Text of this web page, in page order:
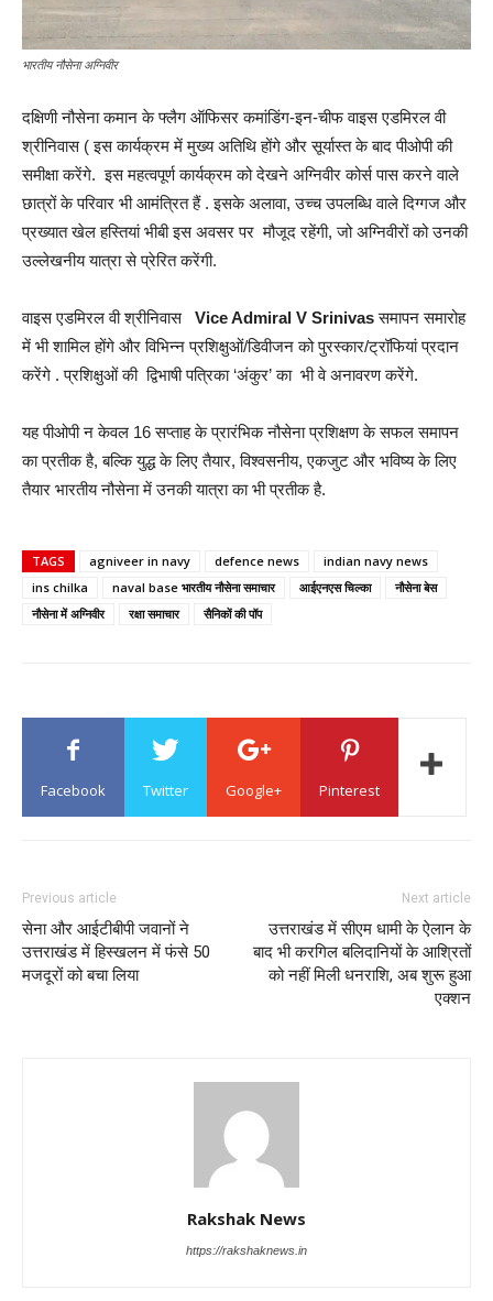
भारतीय नौसेना अग्निवीर
दक्षिणी नौसेना कमान के फ्लैग ऑफिसर कमांडिंग-इन-चीफ वाइस एडमिरल वी
श्रीनिवास ( इस कार्यक्रम में मुख्य अतिथि होंगे और सूर्यास्त के बाद पीओपी की
समीक्षा करेंगे. इस महत्वपूर्ण कार्यक्रम को देखने अग्निवीर कोर्स पास करने वाले
छात्रों के परिवार भी आमंत्रित हैं . इसके अलावा, उच्च उपलब्धि वाले दिग्गज और
प्रख्यात खेल हस्तियां भीबी इस अवसर पर मौजूद रहेंगी, जो अग्निवीरों को उनकी
उल्लेखनीय यात्रा से प्रेरित करेंगी.
वाइस एडमिरल वी श्रीनिवास Vice Admiral V Srinivasसमापन समारोह
में भी शामिल होंगे और विभिन्न प्रशिक्षुओं/डिवीजन को पुरस्कार/ट्रॉफियां प्रदान
करेंगे . प्रशिक्षुओं की द्विभाषी पत्रिका ‘अंकुर’ का भी वे अनावरण करेंगे.
यह पीओपी न केवल 16 सप्ताह के प्रारंभिक नौसेना प्रशिक्षण के सफल समापन
का प्रतीक है, बल्कि युद्ध के लिए तैयार, विश्वसनीय, एकजुट और भविष्य के लिए
तैयार भारतीय नौसेना में उनकी यात्रा का भी प्रतीक है.
TAGS agniveer in navy defence news
indian navy news
ins chilka
naval base भारतीय नौसेना समाचार आईएनएस चिल्का
नौसेना बेस
नौसेना में अग्निवीर
रक्षा समाचार सैनिकों की पॉप
Facebook Twitter Google+ Pinterest
Previous article
सेना और आईटीबीपी जवानों ने
उत्तराखंड में हिस्खलन में फंसे 50
मजदूरों को बचा लिया
Next article
उत्तराखंड में सीएम धामी के ऐलान के
बाद भी करगिल बलिदानियों के आश्रितों
को नहीं मिली धनराशि, अब शुरू हुआ
एक्शन
Rakshak News
https://rakshaknews.in